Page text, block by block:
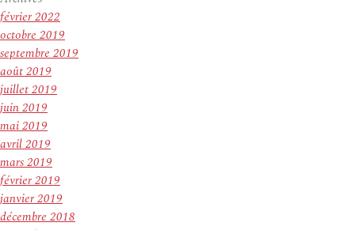
février 2022
octobre 2019
septembre 2019
août 2019
juillet 2019
juin 2019
mai 2019
avril 2019
mars 2019
février 2019
janvier 2019
décembre 2018